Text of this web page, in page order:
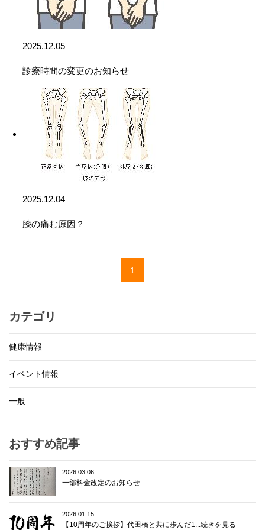
2025.12.05
診療時間の変更のお知らせ
2025.12.04
膝の痛む原因？
1
カテゴリ
健康情報
イベント情報
一般
おすすめ記事
2026.03.06
一部料金改定のお知らせ
2026.01.15
【10周年のご挨拶】代田橋と共に歩んだ1...続きを見る